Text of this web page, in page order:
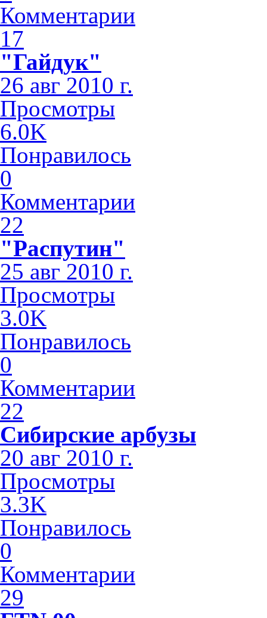
Комментарии
17
"Гайдук"
26 авг 2010 г.
Просмотры
6.0K
Понравилось
0
Комментарии
22
"Распутин"
25 авг 2010 г.
Просмотры
3.0K
Понравилось
0
Комментарии
22
Сибирские арбузы
20 авг 2010 г.
Просмотры
3.3K
Понравилось
0
Комментарии
29